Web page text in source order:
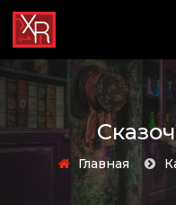
Главная